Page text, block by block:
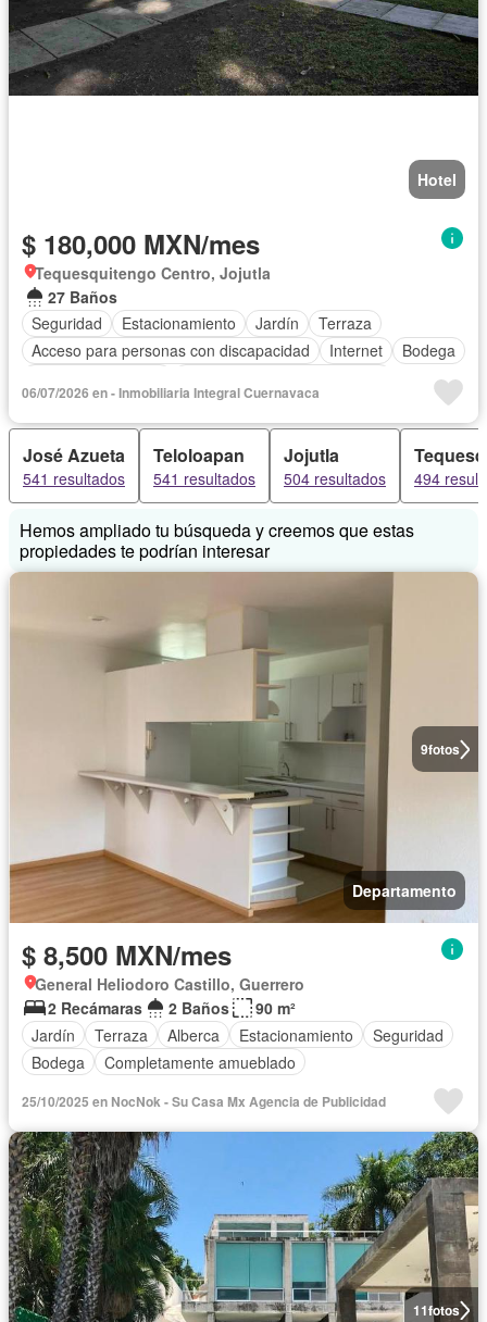
Hotel
$ 180,000 MXN/mes
Tequesquitengo Centro, Jojutla
27 Baños
Seguridad
Estacionamiento Jardín
Terraza
Acceso para personas con discapacidad
Internet
Bodega
Electricidad
Agua Gas natural
06/07/2026 en - Inmobiliaria Integral Cuernavaca
José Azueta
541 resultados
Teloloapan
541 resultados
Jojutla
504 resultados 494
Hemos ampliado tu búsqueda y creemos que estas
propiedades te podrían interesar
9fotos
Departamento
$ 8,500 MXN/mes
General Heliodoro Castillo, Guerrero
2 Recámaras
2 Baños
90 m²
Jardín
Terraza Alberca Estacionamiento
Seguridad
Bodega
Completamente amueblado
25/10/2025 en NocNok - Su Casa Mx Agencia de Publicidad
11fotos